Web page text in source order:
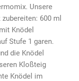
Unsere
600 ml
Knödel
Stufe 1 garen.
die Knödel
Kloßteig
Knödel im